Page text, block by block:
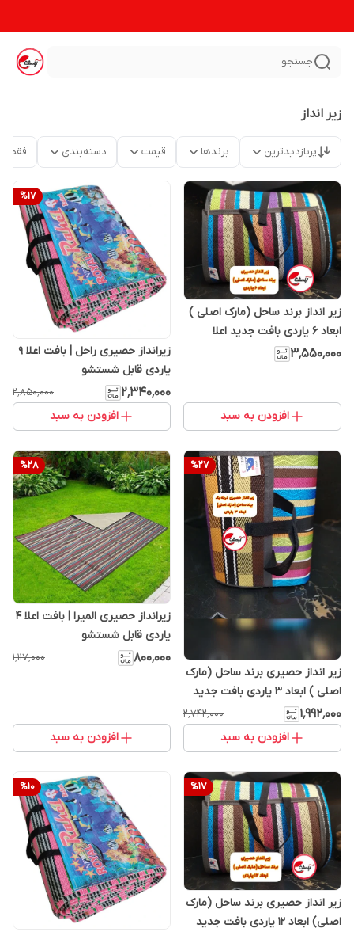
جستجو
زیر انداز
پربازدیدترین برندها قیمت دسته‌بندی فقط
زیر انداز برند ساحل (مارک اصلی )
ابعاد 6 یاردی بافت جدید اعلا
۳٬۵۵۰٬۰۰۰
افزودن به سبد
%17
زیرانداز حصیری راحل | بافت اعلا 9
یاردی قابل شستشو
۲٬۳۴۰٬۰۰۰ ۲٬۸۵۰٬۰۰۰
افزودن به سبد
%27
زیر انداز حصیری برند ساحل (مارک
اصلی ) ابعاد 3 یاردی بافت جدید
اعلا
۱٬۹۹۲٬۰۰۰ ۲٬۷۴۲٬۰۰۰
افزودن به سبد
%28
زیرانداز حصیری المیرا | بافت اعلا 4
یاردی قابل شستشو
۸۰۰٬۰۰۰ ۱٬۱۱۷٬۰۰۰
افزودن به سبد
%17
زیر انداز حصیری برند ساحل (مارک
اصلی) ابعاد 12 یاردی بافت جدید
%10